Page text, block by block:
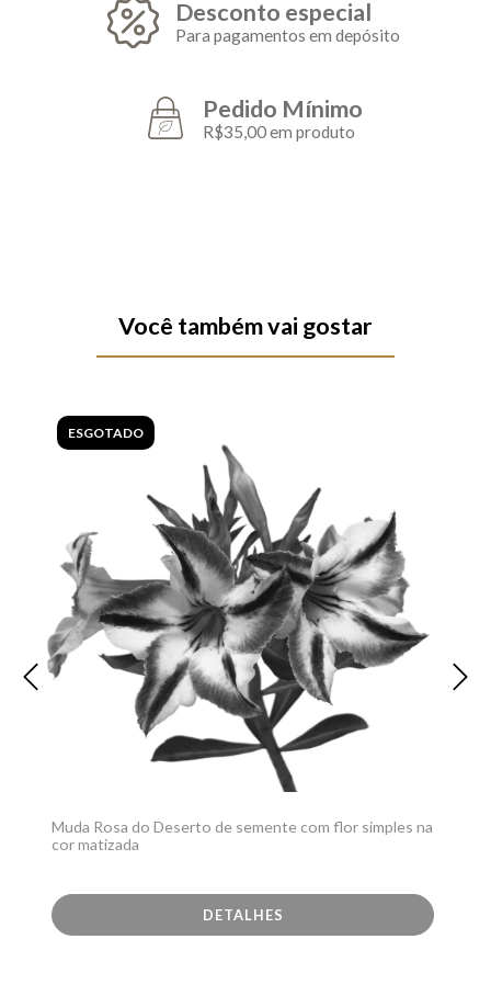
Desconto especial
Para pagamentos em depósito
Pedido Mínimo
R$35,00 em produto
Você também vai gostar
ESGOTADO
Muda Rosa do Deserto de semente com flor simples na
cor matizada
DETALHES